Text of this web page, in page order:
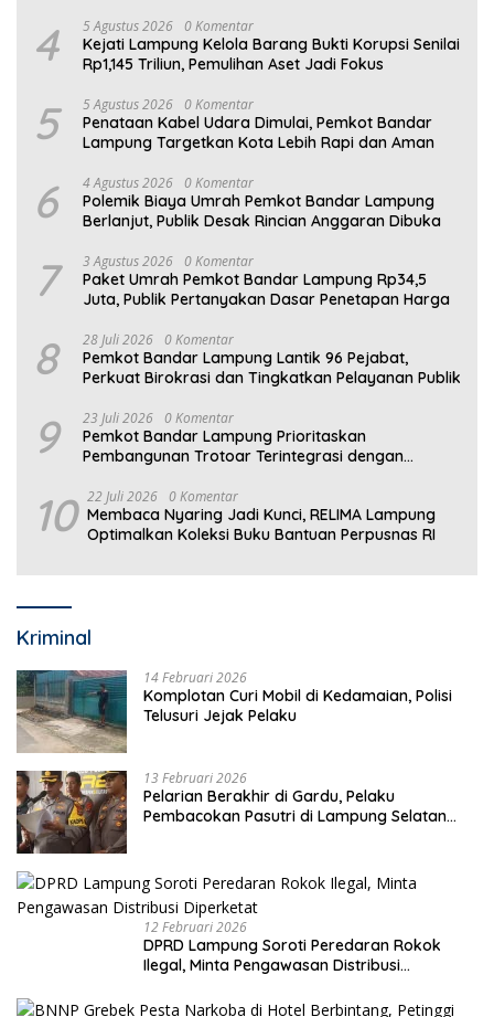
4 5 Agustus 2026 0 Komentar
Kejati Lampung Kelola Barang Bukti Korupsi Senilai
Rp1,145 Triliun, Pemulihan Aset Jadi Fokus
5 5 Agustus 2026 0 Komentar
Penataan Kabel Udara Dimulai, Pemkot Bandar
Lampung Targetkan Kota Lebih Rapi dan Aman
6 4 Agustus 2026 0 Komentar
Polemik Biaya Umrah Pemkot Bandar Lampung
Berlanjut, Publik Desak Rincian Anggaran Dibuka
7 3 Agustus 2026 0 Komentar
Paket Umrah Pemkot Bandar Lampung Rp34,5
Juta, Publik Pertanyakan Dasar Penetapan Harga
8 28 Juli 2026 0 Komentar
Pemkot Bandar Lampung Lantik 96 Pejabat,
Perkuat Birokrasi dan Tingkatkan Pelayanan Publik
9 23 Juli 2026 0 Komentar
Pemkot Bandar Lampung Prioritaskan
Pembangunan Trotoar Terintegrasi dengan
10 22 Juli 2026 0 Komentar
Membaca Nyaring Jadi Kunci, RELIMA Lampung
Optimalkan Koleksi Buku Bantuan Perpusnas RI
Kriminal
14 Februari 2026
Komplotan Curi Mobil di Kedamaian, Polisi
Telusuri Jejak Pelaku
13 Februari 2026
Pelarian Berakhir di Gardu, Pelaku
Pembacokan Pasutri di Lampung Selatan
12 Februari 2026
DPRD Lampung Soroti Peredaran Rokok
Ilegal, Minta Pengawasan Distribusi